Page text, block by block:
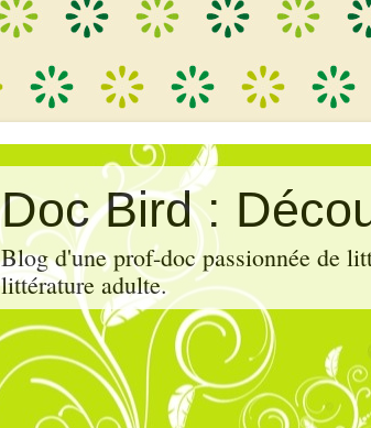
Doc Bird :
Blog d'une prof-doc passionnée de
littérature adulte.